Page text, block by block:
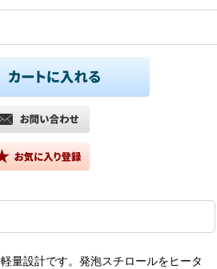
量設計です。発泡スチロールをヒータ